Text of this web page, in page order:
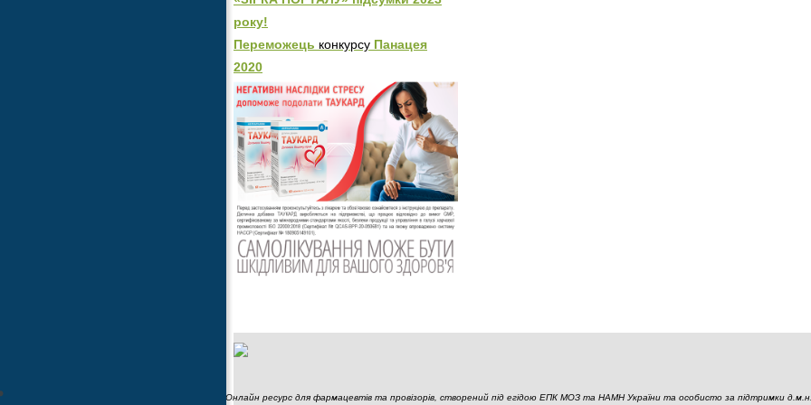
року!
Переможець конкурсу Панацея
2020
Онлайн ресурс для фармацевтів та провізорів, створений під егідою ЕПК МОЗ та НАМН України та особисто за підтримки д.м.н.,